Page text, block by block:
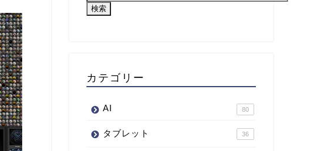
カテゴリー
AI 80
タブレット 36